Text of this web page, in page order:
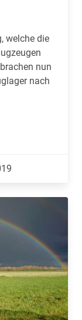
welche die
nun
nach